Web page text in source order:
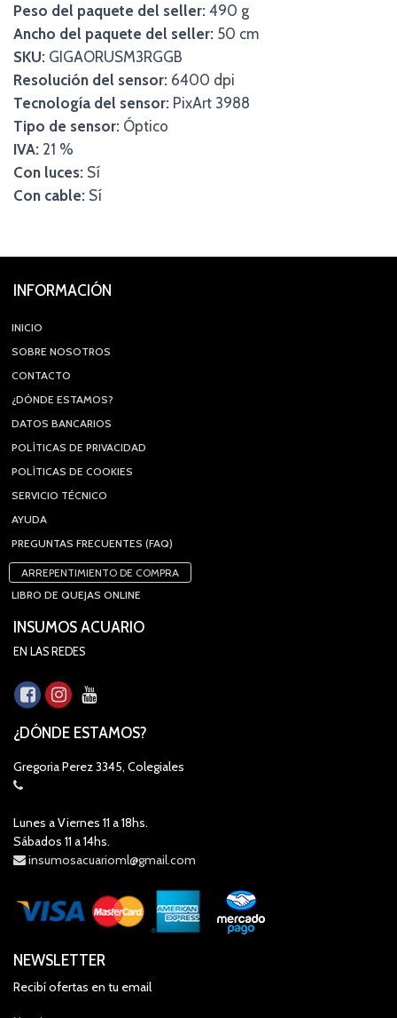
Peso del paquete del seller: 490 g
Ancho del paquete del seller: 50 cm
SKU: GIGAORUSM3RGGB
Resolución del sensor: 6400 dpi
Tecnología del sensor: PixArt 3988
Tipo de sensor: Óptico
IVA: 21 %
Con luces: Sí
Con cable: Sí
INFORMACIÓN
INICIO
SOBRE NOSOTROS
CONTACTO
¿DÓNDE ESTAMOS?
DATOS BANCARIOS
POLÍTICAS DE PRIVACIDAD
POLÍTICAS DE COOKIES
SERVICIO TÉCNICO
AYUDA
PREGUNTAS FRECUENTES (FAQ)
ARREPENTIMIENTO DE COMPRA
LIBRO DE QUEJAS ONLINE
INSUMOS ACUARIO
EN LAS REDES
¿DÓNDE ESTAMOS?
Gregoria Perez 3345, Colegiales
Lunes a Viernes 11 a 18hs.
Sábados 11 a 14hs.
insumosacuarioml@gmail.com
NEWSLETTER
Recibí ofertas en tu email